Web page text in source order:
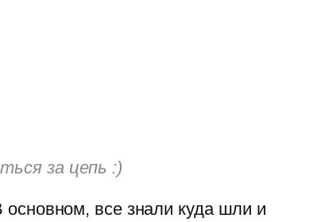
за цепь :)
все знали куда шли и